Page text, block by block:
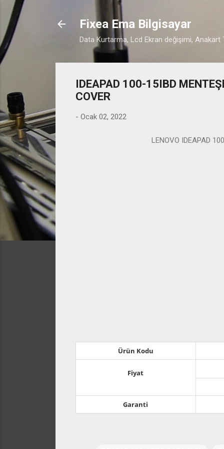
Fixea Ema Bilgisayar
Data Kurtarma, Lcd Ekran değişimi, Anakart
IDEAPAD 100-15IBD
COVER
- Ocak 02, 2022
LENOVO IDEAPAD
Ürün Kodu
Fiyat
Garanti